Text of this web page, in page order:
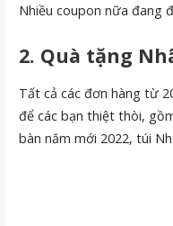
Nhiều coupon nữa đang
2. Quà tặng
Tất cả các đơn hàng từ
để các bạn thiệt thòi,
bàn năm mới 2022, túi